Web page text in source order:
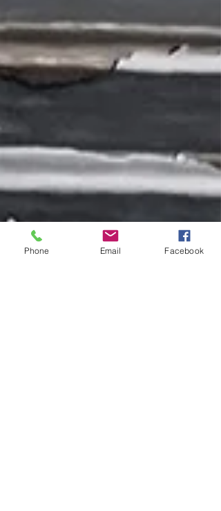
Phone Email Facebook